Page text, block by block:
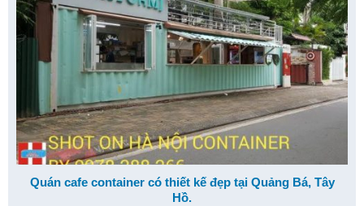
Quán cafe container có thiết kế đẹp tại Quảng Bá, Tây
Hồ.